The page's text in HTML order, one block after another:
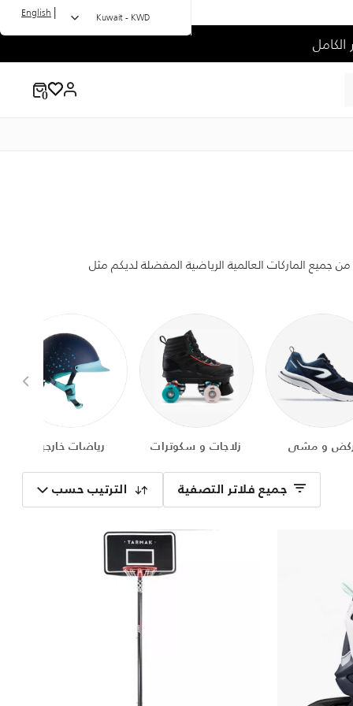
Kuwait - KWD
|
English
من جميع الماركات العالمية الرياضية المفضلة لديكم مثل
و مشي زلاجات و سكوترات رياضات خارجية
الترتيب حسب جميع فلاتر التصفية